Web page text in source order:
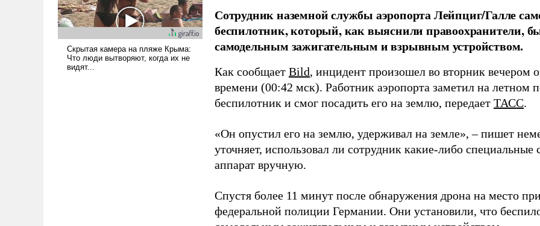
Сотрудник наземной службы аэропорта Лейпциг/Галле
беспилотник, который, как выяснили правоохранители,
самодельным зажигательным и взрывным устройством.
Как сообщает Bild, инцидент произошел во вторник вечером
времени (00:42 мск). Работник аэропорта заметил на летном
беспилотник и смог посадить его на землю, передает ТАСС.
«Он опустил его на землю, удерживал на земле», – пишет
уточняет, использовал ли сотрудник какие-либо специальные
аппарат вручную.
Спустя более 11 минут после обнаружения дрона на место
федеральной полиции Германии. Они установили, что